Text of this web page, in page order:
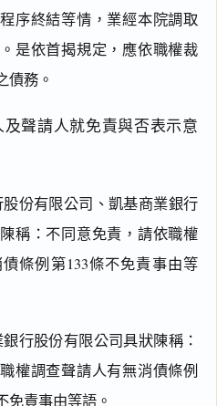
序終結等情，業經本院調取
是依首揭規定，應依職權裁
債務。
聲請人就免責與否表示意
份有限公司、凱基商業銀行
稱：不同意免責，請依職權
條例第133條不免責事由等
行股份有限公司具狀陳稱：
權調查聲請人有無消債條例
免責事由等語。